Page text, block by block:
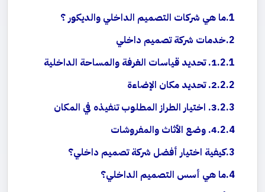
ما هي شركات التصميم الداخلي والديكور ؟
خدمات شركة تصميم داخلي
1. تحديد قياسات الغرفة والمساحة الداخلية
2. تحديد مكان الإضاءة
3. اختيار الطراز المطلوب تنفيذه في المكان
4. وضع الأثاث والمفروشات
كيفية اختيار أفضل شركة تصميم داخلي؟
ما هي أسس التصميم الداخلي؟